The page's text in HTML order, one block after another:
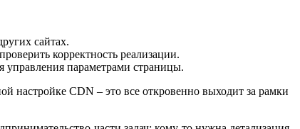
сайтах.
корректность реализации.
параметрами страницы.
настройке CDN – это все откровенно выходит за рамки